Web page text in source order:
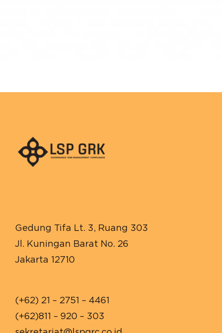
Gedung Tifa Lt. 3, Ruang 303
Jl. Kuningan Barat No. 26
Jakarta 12710
(+62) 21 – 2751 – 4461
(+62)811 – 920 – 303